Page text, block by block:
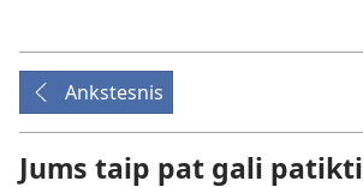
Ankstesnis
Jums taip pat gali patikti